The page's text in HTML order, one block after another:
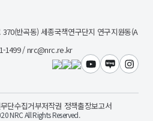
반곡동) 세종국책연구단지 연구지원동(A
1499 / nrc@nrc.re.kr
유튜브블로그인스
단수집거부저작권 정책출장보고서
NRC All Rights Reserved.